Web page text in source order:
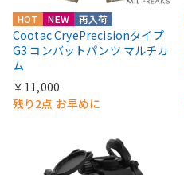
HOT NEW 再入荷
Cootac CryePrecisionタイプ
G3 コンバットパンツ マルチカ
ム
￥11,000
残り2点 お早めに